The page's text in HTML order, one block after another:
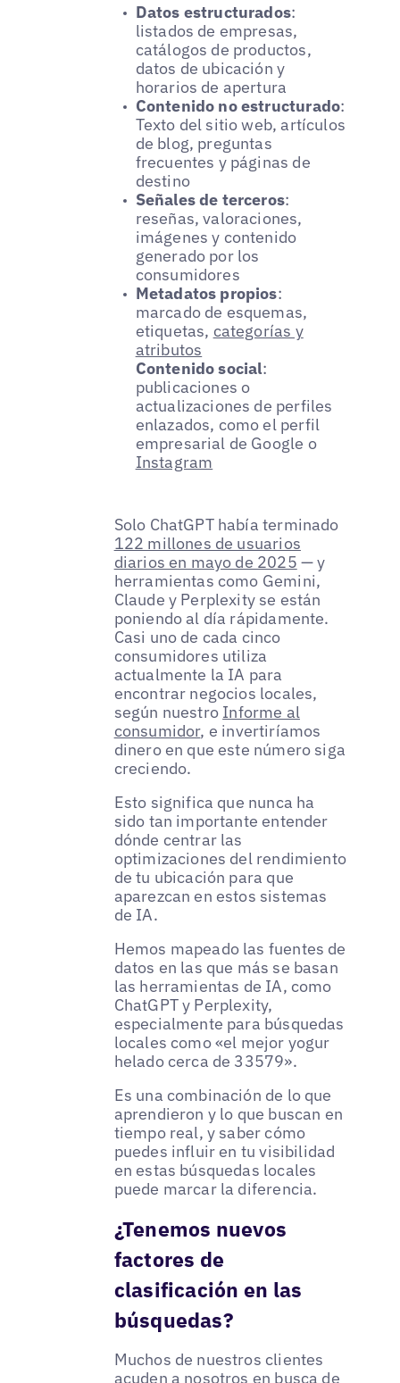
Datos estructurados:
listados de empresas,
catálogos de productos,
datos de ubicación y
horarios de apertura
Contenido no estructurado:
Texto del sitio web, artículos
de blog, preguntas
frecuentes y páginas de
destino
Señales de terceros:
reseñas, valoraciones,
imágenes y contenido
generado por los
consumidores
Metadatos propios:
marcado de esquemas,
etiquetas, categorías y
atributos
Contenido social:
publicaciones o
actualizaciones de perfiles
enlazados, como el perfil
empresarial de Google o
Instagram
Solo ChatGPT había terminado
122 millones de usuarios
diarios en mayo de 2025 — y
herramientas como Gemini,
Claude y Perplexity se están
poniendo al día rápidamente.
Casi uno de cada cinco
consumidores utiliza
actualmente la IA para
encontrar negocios locales,
según nuestro Informe al
consumidor, e invertiríamos
dinero en que este número siga
creciendo.
Esto significa que nunca ha
sido tan importante entender
dónde centrar las
optimizaciones del rendimiento
de tu ubicación para que
aparezcan en estos sistemas
de IA.
Hemos mapeado las fuentes de
datos en las que más se basan
las herramientas de IA, como
ChatGPT y Perplexity,
especialmente para búsquedas
locales como «el mejor yogur
helado cerca de 33579».
Es una combinación de lo que
aprendieron y lo que buscan en
tiempo real, y saber cómo
puedes influir en tu visibilidad
en estas búsquedas locales
puede marcar la diferencia.
¿Tenemos nuevos
factores de
clasificación en las
búsquedas?
Muchos de nuestros clientes
acuden a nosotros en busca de